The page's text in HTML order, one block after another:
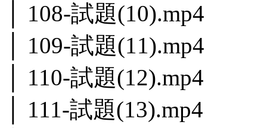
│ 108-試題(10).mp4
│ 109-試題(11).mp4
│ 110-試題(12).mp4
│ 111-試題(13).mp4